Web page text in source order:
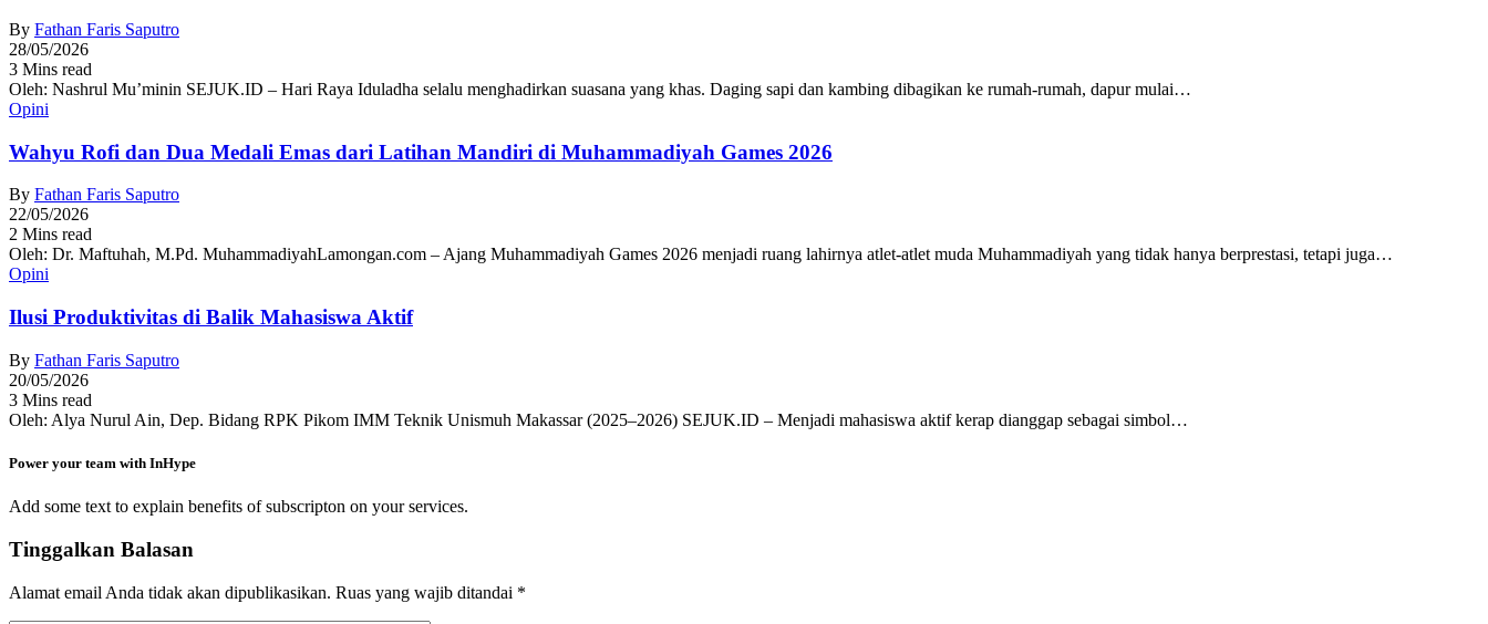
By Fathan Faris Saputro
28/05/2026
3 Mins read
Oleh: Nashrul Mu’minin SEJUK.ID – Hari Raya Iduladha selalu menghadirkan suasana yang khas. Daging sapi dan kambing dibagikan ke rumah-rumah, dapur mulai…
Opini
Wahyu Rofi dan Dua Medali Emas dari Latihan Mandiri di Muhammadiyah Games 2026
By Fathan Faris Saputro
22/05/2026
2 Mins read
Oleh: Dr. Maftuhah, M.Pd. MuhammadiyahLamongan.com – Ajang Muhammadiyah Games 2026 menjadi ruang lahirnya atlet-atlet muda Muhammadiyah yang tidak hanya berprestasi, tetapi juga…
Opini
Ilusi Produktivitas di Balik Mahasiswa Aktif
By Fathan Faris Saputro
20/05/2026
3 Mins read
Oleh: Alya Nurul Ain, Dep. Bidang RPK Pikom IMM Teknik Unismuh Makassar (2025–2026) SEJUK.ID – Menjadi mahasiswa aktif kerap dianggap sebagai simbol…
Power your team with InHype
Add some text to explain benefits of subscripton on your services.
Tinggalkan Balasan
Alamat email Anda tidak akan dipublikasikan. Ruas yang wajib ditandai *